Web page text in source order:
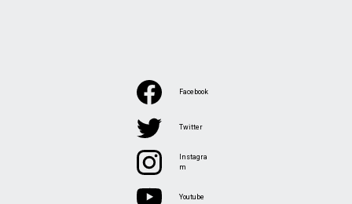
Facebook
Twitter
Instagra
m
Youtube